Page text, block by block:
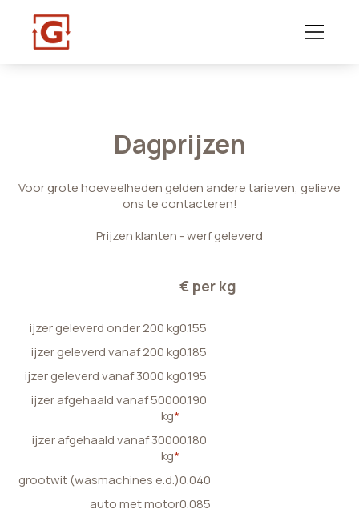
Dagprijzen
Voor grote hoeveelheden gelden andere tarieven, gelieve
ons te contacteren!
Prijzen klanten - werf geleverd
€ per kg
ijzer geleverd onder 200 kg0.155
ijzer geleverd vanaf 200 kg0.185
ijzer geleverd vanaf 3000 kg0.195
ijzer afgehaald vanaf 5000
kg*
0.190
ijzer afgehaald vanaf 3000
kg*
0.180
grootwit (wasmachines e.d.)0.040
auto met motor0.085